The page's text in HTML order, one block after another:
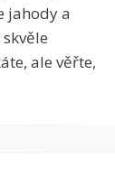
jahody a
ale věřte,